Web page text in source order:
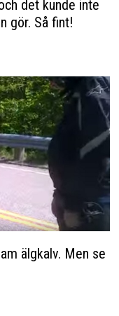
det kunde inte
gör. Så fint!
älgkalv. Men se